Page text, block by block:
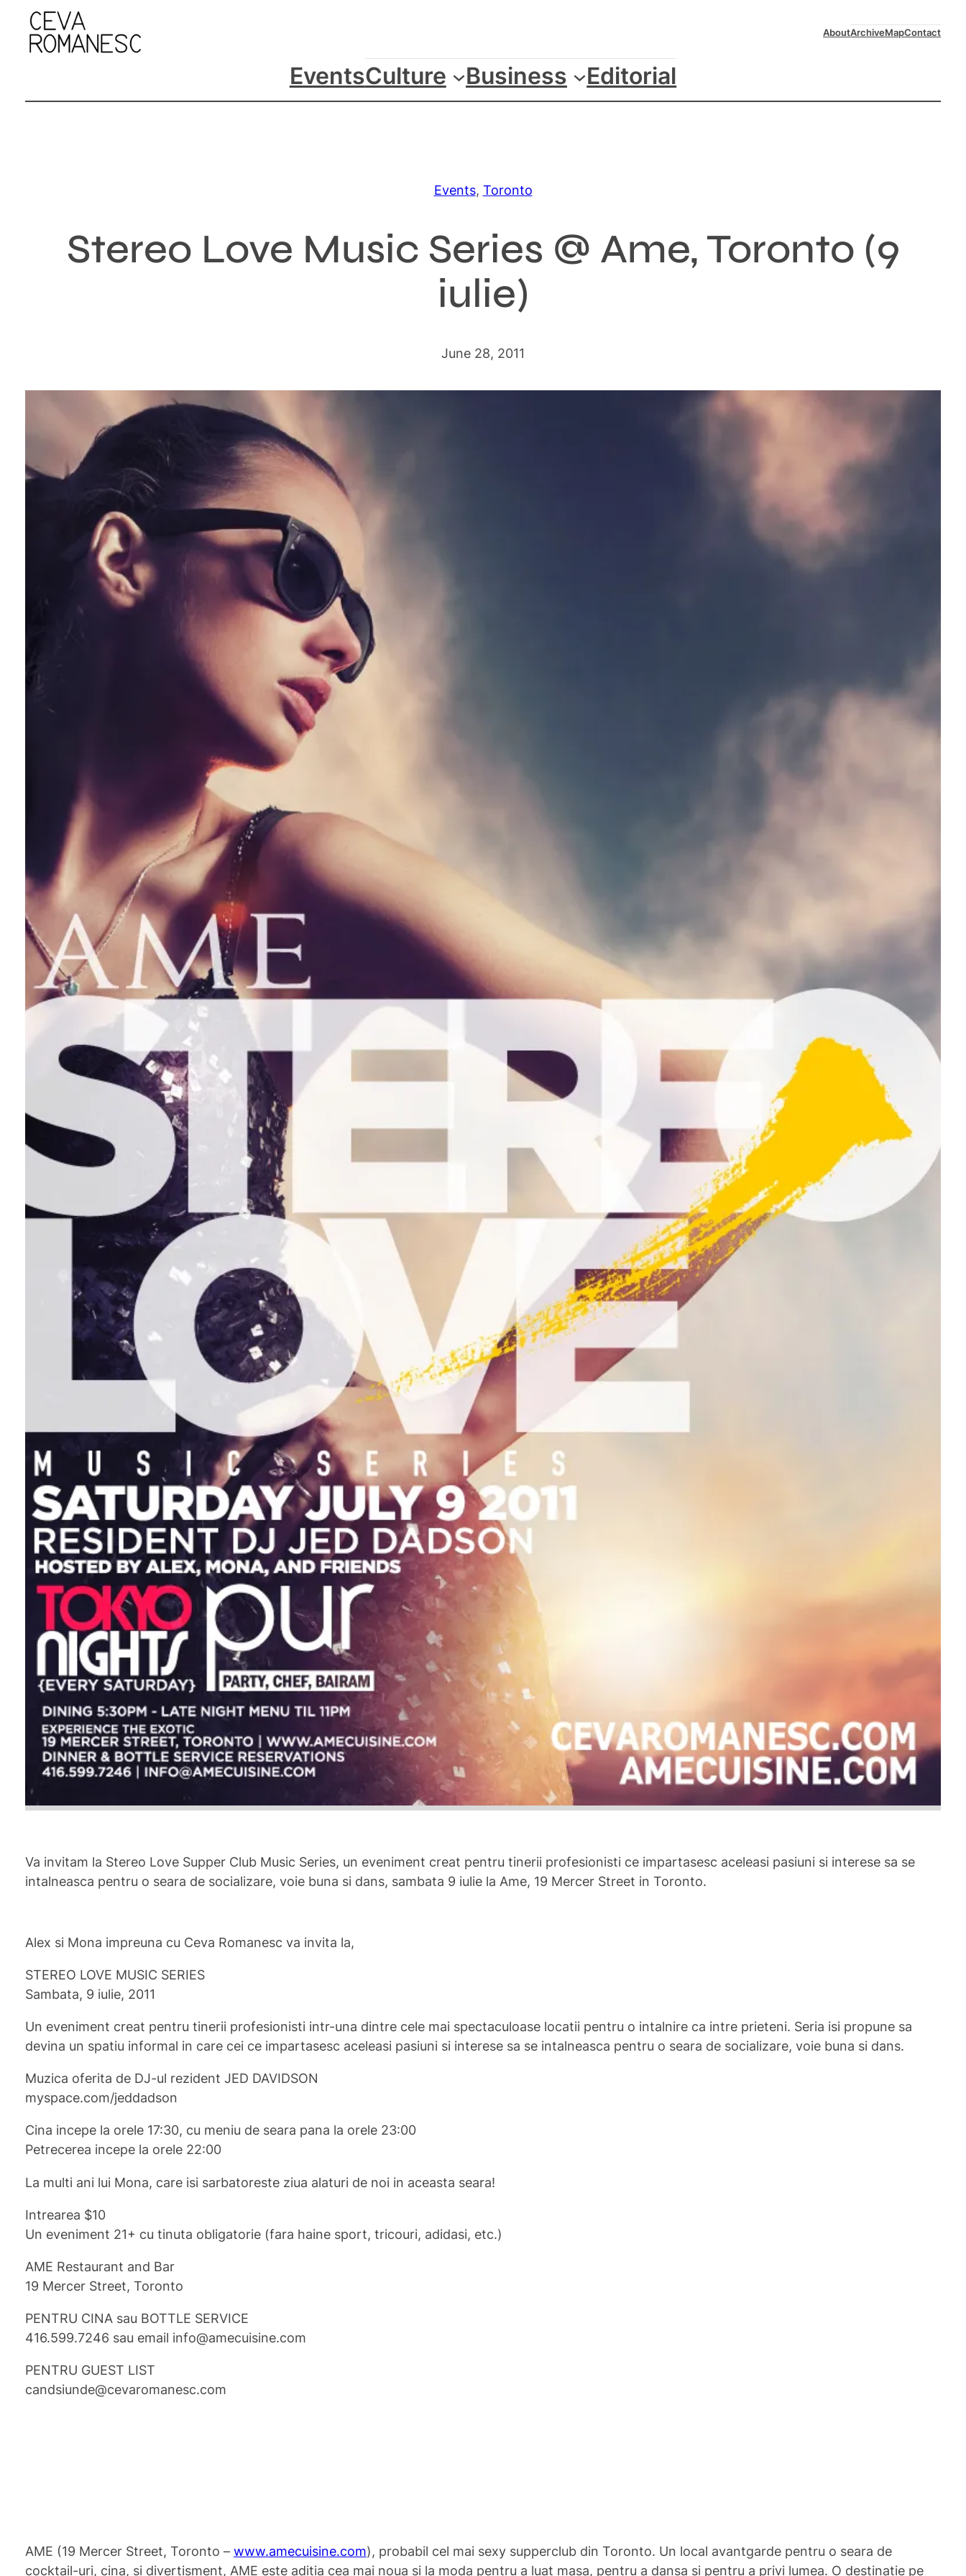
Skip
content
AboutArchiveMapContact
EventsCulture Business Editorial
Events, Toronto
Stereo Love Music Series @ Ame, Toronto (9
iulie)
June 28, 2011
Va invitam la Stereo Love Supper Club Music Series, un eveniment creat pentru tinerii profesionisti ce impartasesc aceleasi pasiuni si interese sa se
intalneasca pentru o seara de socializare, voie buna si dans, sambata 9 iulie la Ame, 19 Mercer Street in Toronto.
Alex si Mona impreuna cu Ceva Romanesc va invita la,
STEREO LOVE MUSIC SERIES
Sambata, 9 iulie, 2011
Un eveniment creat pentru tinerii profesionisti intr-una dintre cele mai spectaculoase locatii pentru o intalnire ca intre prieteni. Seria isi propune sa
devina un spatiu informal in care cei ce impartasesc aceleasi pasiuni si interese sa se intalneasca pentru o seara de socializare, voie buna si dans.
Muzica oferita de DJ-ul rezident JED DAVIDSON
myspace.com/jeddadson
Cina incepe la orele 17:30, cu meniu de seara pana la orele 23:00
Petrecerea incepe la orele 22:00
La multi ani lui Mona, care isi sarbatoreste ziua alaturi de noi in aceasta seara!
Intrearea $10
Un eveniment 21+ cu tinuta obligatorie (fara haine sport, tricouri, adidasi, etc.)
AME Restaurant and Bar
19 Mercer Street, Toronto
PENTRU CINA sau BOTTLE SERVICE
416.599.7246 sau email info@amecuisine.com
PENTRU GUEST LIST
candsiunde@cevaromanesc.com
AME (19 Mercer Street, Toronto – www.amecuisine.com), probabil cel mai sexy supperclub din Toronto. Un local avantgarde pentru o seara de
cocktail-uri, cina, si divertisment, AME este aditia cea mai noua si la moda pentru a luat masa, pentru a dansa si pentru a privi lumea. O destinatie pe